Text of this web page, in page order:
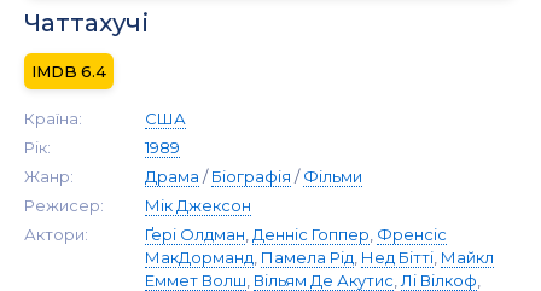
Чаттахучі
6.4
Країна:
США
Рік:
1989
Жанр:
Драма /Біографія /Фільми
Режисер:
Мік Джексон
Актори:
Ґері Олдман Денніс Гоппер Френсіс
МакДорманд Памела Рід Нед Бітті Майкл
Еммет Волш Вільям Де Акутис Лі Вілкоф